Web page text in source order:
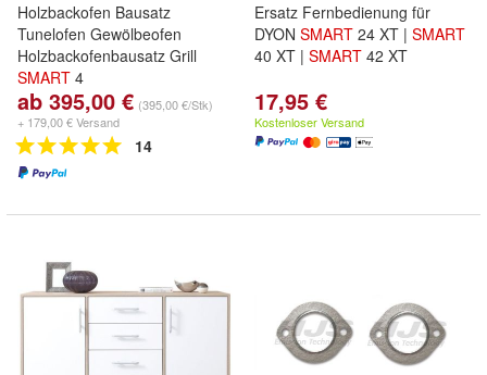
Holzbackofen Bausatz
Tunelofen Gewölbeofen
Holzbackofenbausatz Grill
SMART 4
ab 395,00 € (395,00 €/Stk)
+ 179,00 € Versand
14
Ersatz Fernbedienung für
DYON SMART 24 XT | SMART
40 XT | SMART 42 XT
17,95 €
Kostenloser Versand